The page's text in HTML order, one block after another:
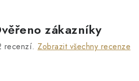
zákazníky
recenzí. Zobrazit všechny recenze